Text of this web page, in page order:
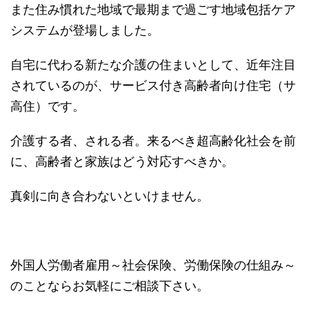
また住み慣れた地域で最期まで過ごす地域包括ケア
システムが登場しました。
自宅に代わる新たな介護の住まいとして、近年注目
されているのが、サービス付き高齢者向け住宅（サ
高住）です。
介護する者、される者。来るべき超高齢化社会を前
に、高齢者と家族はどう対応すべきか。
真剣に向き合わないといけません。
外国人労働者雇用～社会保険、労働保険の仕組み～
のことならお気軽にご相談下さい。